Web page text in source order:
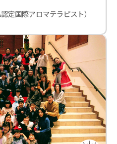
定国際アロマテラピスト）